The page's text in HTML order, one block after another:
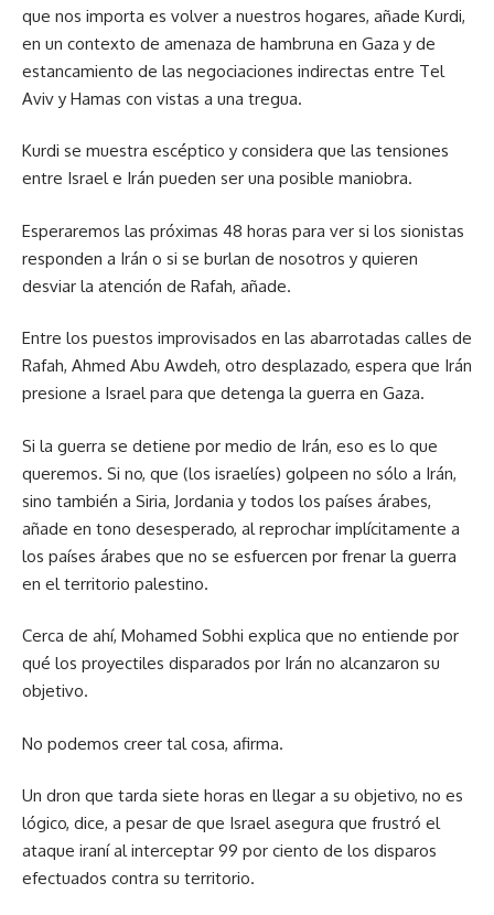
que nos importa es volver a nuestros hogares, añade Kurdi,
en un contexto de amenaza de hambruna en Gaza y de
estancamiento de las negociaciones indirectas entre Tel
Aviv y Hamas con vistas a una tregua.
Kurdi se muestra escéptico y considera que las tensiones
entre Israel e Irán pueden ser una posible maniobra.
Esperaremos las próximas 48 horas para ver si los sionistas
responden a Irán o si se burlan de nosotros y quieren
desviar la atención de Rafah, añade.
Entre los puestos improvisados en las abarrotadas calles de
Rafah, Ahmed Abu Awdeh, otro desplazado, espera que Irán
presione a Israel para que detenga la guerra en Gaza.
Si la guerra se detiene por medio de Irán, eso es lo que
queremos. Si no, que (los israelíes) golpeen no sólo a Irán,
sino también a Siria, Jordania y todos los países árabes,
añade en tono desesperado, al reprochar implícitamente a
los países árabes que no se esfuercen por frenar la guerra
en el territorio palestino.
Cerca de ahí, Mohamed Sobhi explica que no entiende por
qué los proyectiles disparados por Irán no alcanzaron su
objetivo.
No podemos creer tal cosa, afirma.
Un dron que tarda siete horas en llegar a su objetivo, no es
lógico, dice, a pesar de que Israel asegura que frustró el
ataque iraní al interceptar 99 por ciento de los disparos
efectuados contra su territorio.